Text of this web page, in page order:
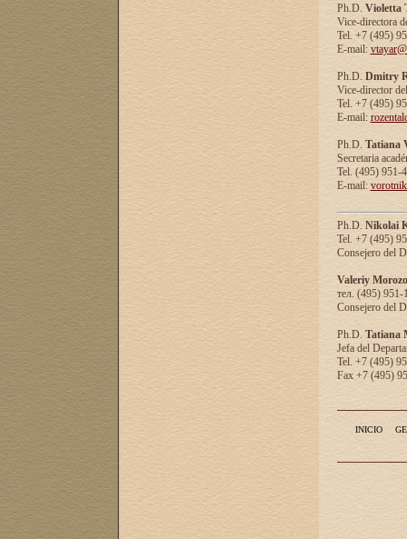
Ph.D. Violetta
Vice-directora
Tel. +7 (495)
E-mail:
Ph.D. Dmitry
Vice-director
Tel. +7 (495)
E-mail:
Ph.D. Tatiana
Secretaria
Tel. (495) 951-
E-mail:
Ph.D. Nikolai
Tel. +7 (495)
Consejero del
Valeriy
тел. (495) 951-
Consejero del
Ph.D. Tatiana
Jefa del
Tel. +7 (495)
Fax +7 (495)
INICIO